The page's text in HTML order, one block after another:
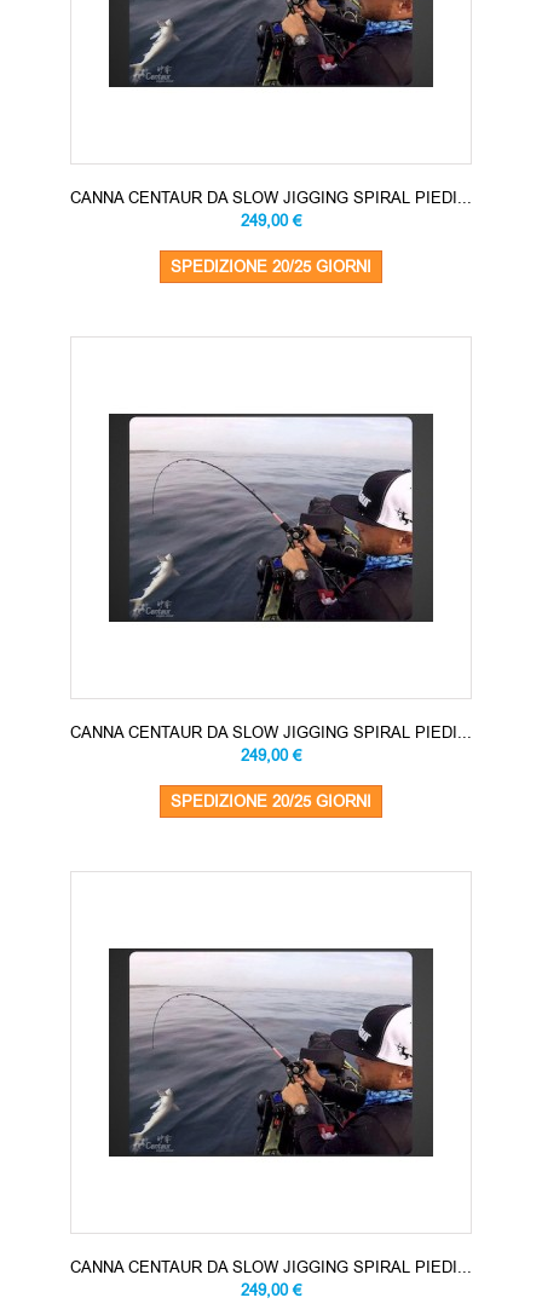
CANNA CENTAUR DA SLOW JIGGING SPIRAL PIEDI...
249,00 €
SPEDIZIONE 20/25 GIORNI
CANNA CENTAUR DA SLOW JIGGING SPIRAL PIEDI...
249,00 €
SPEDIZIONE 20/25 GIORNI
CANNA CENTAUR DA SLOW JIGGING SPIRAL PIEDI...
249,00 €